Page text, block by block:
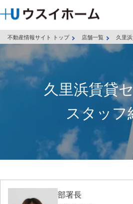
不動産情報サイト トップ 店舗一覧 久里
久里浜賃貸
スタッフ
部署長